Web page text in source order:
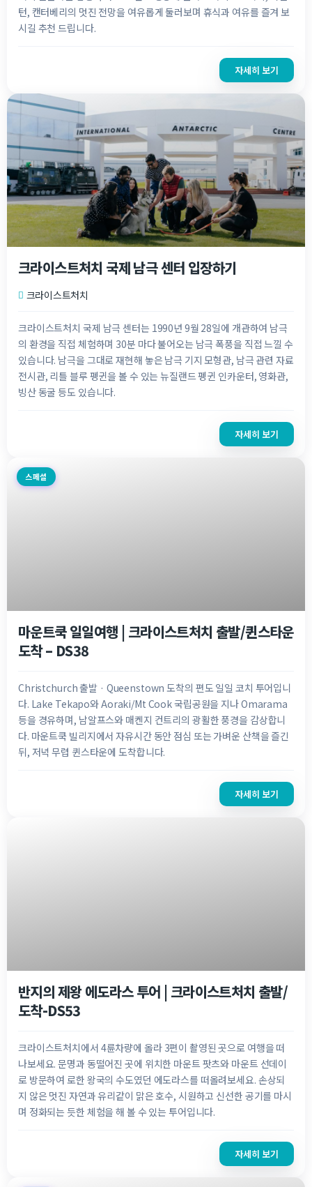
턴, 캔터베리의 멋진 전망을 여유롭게 둘러보며 휴식과 여유를 즐겨 보
시길 추천 드립니다.
자세히 보기
크라이스트처치 국제 남극 센터 입장하기
크라이스트처치
크라이스트처치 국제 남극 센터는 1990년 9월 28일에 개관하여 남극
의 환경을 직접 체험하며 30분 마다 불어오는 남극 폭풍을 직접 느낄 수
있습니다. 남극을 그대로 재현해 놓은 남극 기지 모형관, 남극 관련 자료
전시관, 리틀 블루 펭귄을 볼 수 있는 뉴질랜드 펭귄 인카운터, 영화관,
빙산 동굴 등도 있습니다.
자세히 보기
스페셜
마운트쿡 일일여행 | 크라이스트처치 출발/퀸스타운
도착 – DS38
Christchurch 출발 · Queenstown 도착의 편도 일일 코치 투어입니
다. Lake Tekapo와 Aoraki/Mt Cook 국립공원을 지나 Omarama
등을 경유하며, 남알프스와 매켄지 컨트리의 광활한 풍경을 감상합니
다. 마운트쿡 빌리지에서 자유시간 동안 점심 또는 가벼운 산책을 즐긴
뒤, 저녁 무렵 퀸스타운에 도착합니다.
자세히 보기
반지의 제왕 에도라스 투어 | 크라이스트처치 출발/
도착-DS53
크라이스트처치에서 4륜차량에 올라 3편이 촬영된 곳으로 여행을 떠
나보세요. 문명과 동떨어진 곳에 위치한 마운트 팟츠와 마운트 선데이
로 방문하여 로한 왕국의 수도였던 에도라스를 떠올려보세요. 손상되
지 않은 멋진 자연과 유리같이 맑은 호수, 시원하고 신선한 공기를 마시
며 정화되는 듯한 체험을 해 볼 수 있는 투어입니다.
자세히 보기